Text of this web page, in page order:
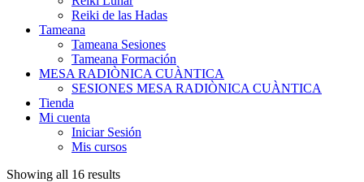
Reiki de las Hadas
Tameana
Tameana Sesiones
Tameana Formación
MESA RADIÒNICA CUÀNTICA
SESIONES MESA RADIÒNICA CUÀNTICA
Tienda
Mi cuenta
Iniciar Sesión
Mis cursos
Showing all 16 results